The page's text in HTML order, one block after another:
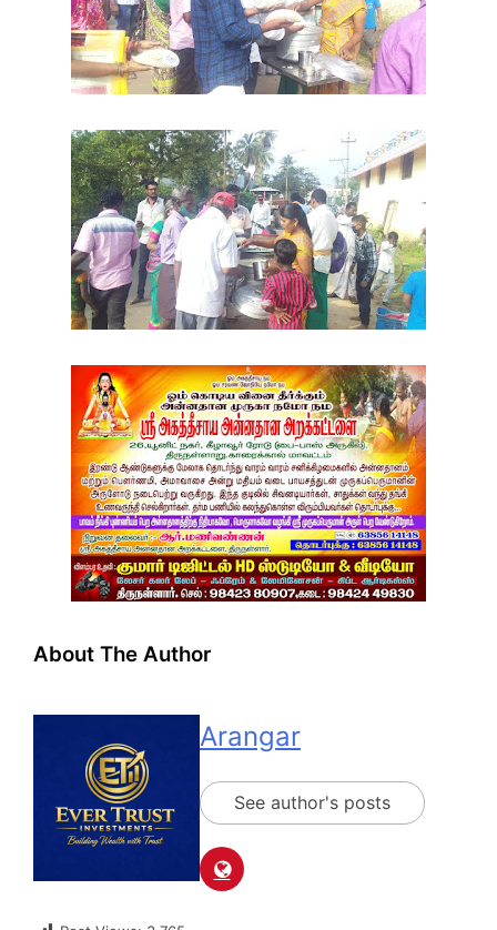
About The Author
Arangar
See author's posts